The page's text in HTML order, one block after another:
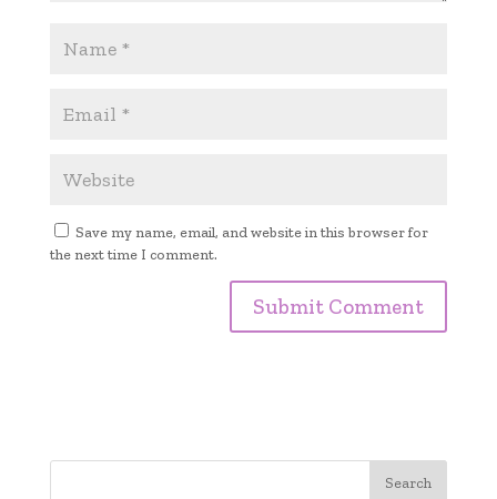
Save my name, email, and website in this browser for
the next time I comment.